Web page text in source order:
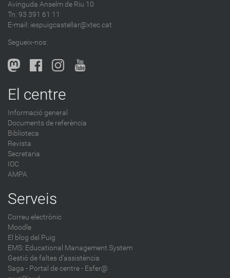
Avinguda Anselm de Riu 10
Tn: 93 391 61 11
E-mail: iespuigcastellar@xtec.cat
Segueix-nos:
El centre
Informació general
Documents de referència
Biblioteca
Revista
Secretaria
IOC
AMPA
Serveis
Correu electrònic
Moodle
El blog del Puig
EMS: Educational Management System
Gestió de faltes d'assistència
Saga - Portal de centre - Esfer@